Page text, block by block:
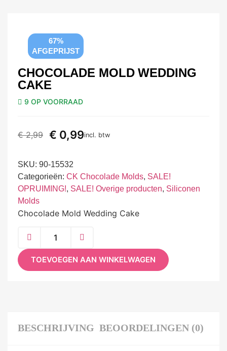
67%
AFGEPRIJST
CHOCOLADE MOLD WEDDING
CAKE
9 OP VOORRAAD
€2,99 € 0,99incl. btw
SKU: 90-15532
Categorieën: CK Chocolade Molds, SALE!
OPRUIMING!, SALE! Overige producten, Siliconen
Molds
Chocolade Mold Wedding Cake
TOEVOEGEN AAN WINKELWAGEN
BESCHRIJVING BEOORDELINGEN (0)